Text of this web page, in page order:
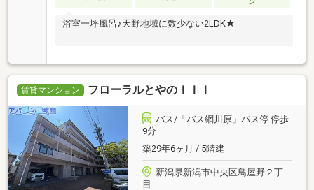
浴室一坪風呂♪天野地域に数少ない2LDK★
賃貸マンション フローラルとやのＩＩＩ
バス/「バス網川原」バス停 停歩
9分
築29年6ヶ月 / 5階建
新潟県新潟市中央区鳥屋野２丁
目